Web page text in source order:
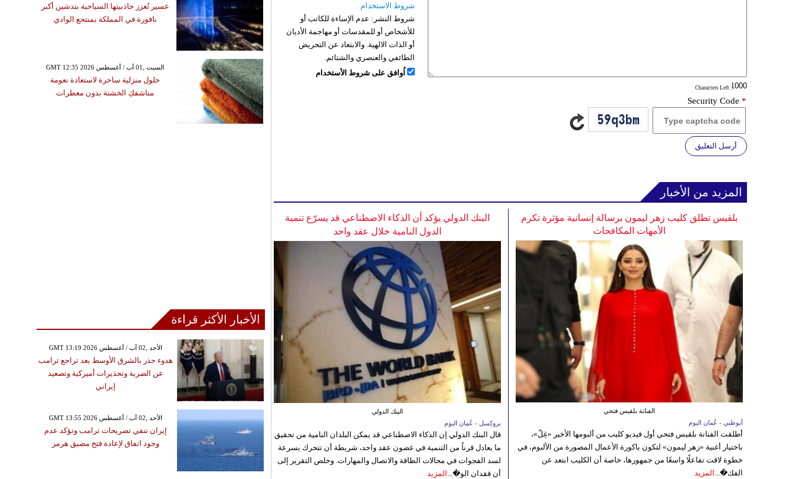
: Characters Left
شروط الاستخدام
شروط النشر: عدم الإساءة للكاتب أو
للأشخاص أو للمقدسات أو مهاجمة الأديان
أو الذات الالهية. والابتعاد عن التحريض
الطائفي والعنصري والشتائم.
اُوافق على شروط الأستخدام
Security Code *
أرسل التعليق
المزيد من الأخبار
البنك الدولي يؤكد أن الذكاء الاصطناعي قد يسرّع تنمية
الدول النامية خلال عقد واحد
البنك الدولي
بروكسل - عُمان اليوم
قال البنك الدولي إن الذكاء الاصطناعي قد يمكن البلدان النامية من تحقيق
ما يعادل قرناً من التنمية في غضون عقد واحد، شريطة أن تتحرك بسرعة
لسد الفجوات في مجالات الطاقة والاتصال والمهارات. وخلص التقرير إلى
أن فقدان الو�... المزيد
بلقيس تطلق كليب زهر ليمون برسالة إنسانية مؤثرة تكرم
الأمهات المكافحات
الفنانة بلقيس فتحي
أبوظبي - عُمان اليوم
أطلقت الفنانة بلقيس فتحي أول فيديو كليب من ألبومها الأخير «غِلّ»،
باختيار أغنية «زهر ليمون» لتكون باكورة الأعمال المصورة من الألبوم، في
خطوة لاقت تفاعلًا واسعًا من جمهورها، خاصة أن الكليب ابتعد عن
الفك�... المزيد
عسير تُعزز جاذبيتها السياحية بتدشين أكبر
نافورة في المملكة بمنتجع الوادي
GMT 12:35 2026 السبت ,01 آب / أغسطس
حلول منزلية ساحرة لاستعادة نعومة
مناشفكِ الخشنة بدون معطرات
الأخبار الأكثر قراءة
GMT 13:19 2026 الأحد ,02 آب / أغسطس
هدوء حذر بالشرق الأوسط بعد تراجع ترامب
عن الضربة وتحذيرات أميركية وتصعيد
إيراني
GMT 13:55 2026 الأحد ,02 آب / أغسطس
إيران تنفي تصريحات ترامب وتؤكد عدم
وجود اتفاق لإعادة فتح مضيق هرمز